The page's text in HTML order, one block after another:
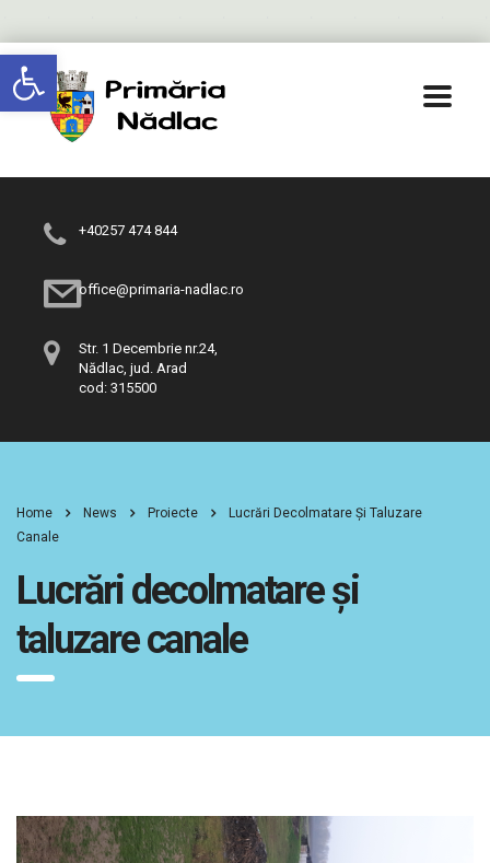
Deschide bara de unelte
+40257 474 844
office@primaria-nadlac.ro
Str. 1 Decembrie nr.24,
Nădlac, jud. Arad
cod: 315500
Home News Proiecte
Lucrări Decolmatare Și Taluzare
Canale
Lucrări decolmatare și
taluzare canale